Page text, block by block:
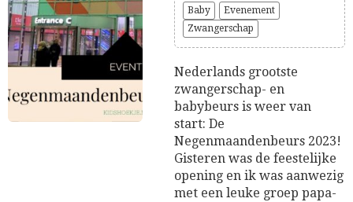
Baby
Evenement
Zwangerschap
Nederlands grootste
zwangerschap- en
babybeurs is weer van
start: De
Negenmaandenbeurs 2023!
Gisteren was de feestelijke
opening en ik was aanwezig
met een leuke groep papa-